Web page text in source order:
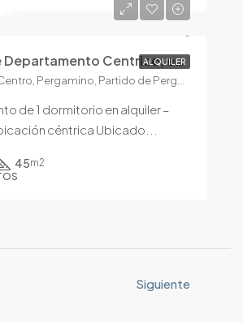
ALQUILER
¡Excelente Departamento Centrico, en ALQUILER!
de 1 dormitorio en alquiler –
céntrica Ubicado...
45m2
Siguiente